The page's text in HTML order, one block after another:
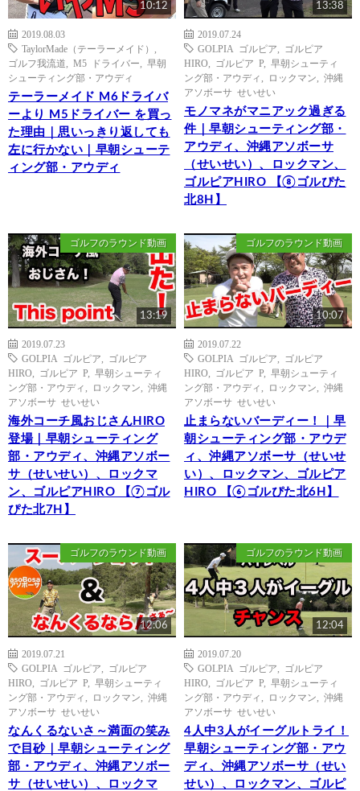
10:12
2019.08.03
TaylorMade（テーラーメイド）
ゴルフ我流道
M5 ドライバー
早朝
シューティング部・アウディ
テーラーメイド M6ドライバ
ーより M5ドライバー を買っ
た理由｜思いっきり返しても
左に行かない｜早朝シューテ
ィング部・アウディ
13:38
2019.07.24
GOLPIA ゴルピア
ゴルピア
HIRO
ゴルピア P
早朝シューティ
ング部・アウディ
ロックマン
沖縄
アソボーサ せいせい
モノマネがマニアック過ぎる
件｜早朝シューティング部・
アウディ、沖縄アソボーサ
（せいせい）、ロックマン、
ゴルピアHIRO 【⑧ゴルぴた
北8H】
ゴルフのラウンド動画
13:19
2019.07.23
GOLPIA ゴルピア
ゴルピア
HIRO
ゴルピア P
早朝シューティ
ング部・アウディ
ロックマン
沖縄
アソボーサ せいせい
海外コーチ風おじさんHIRO
登場｜早朝シューティング
部・アウディ、沖縄アソボー
サ（せいせい）、ロックマ
ン、ゴルピアHIRO 【⑦ゴル
ぴた北7H】
ゴルフのラウンド動画
10:07
2019.07.22
GOLPIA ゴルピア
ゴルピア
HIRO
ゴルピア P
早朝シューティ
ング部・アウディ
ロックマン
沖縄
アソボーサ せいせい
止まらないバーディー！｜早
朝シューティング部・アウデ
ィ、沖縄アソボーサ（せいせ
い）、ロックマン、ゴルピア
HIRO 【⑥ゴルぴた北6H】
ゴルフのラウンド動画
12:06
2019.07.21
GOLPIA ゴルピア
ゴルピア
HIRO
ゴルピア P
早朝シューティ
ング部・アウディ
ロックマン
沖縄
アソボーサ せいせい
なんくるないさ～満面の笑み
で目砂｜早朝シューティング
部・アウディ、沖縄アソボー
サ（せいせい）、ロックマ
ゴルフのラウンド動画
12:04
2019.07.20
GOLPIA ゴルピア
ゴルピア
HIRO
ゴルピア P
早朝シューティ
ング部・アウディ
ロックマン
沖縄
アソボーサ せいせい
4人中3人がイーグルトライ！
早朝シューティング部・アウ
ディ、沖縄アソボーサ（せい
せい）、ロックマン、ゴルピ